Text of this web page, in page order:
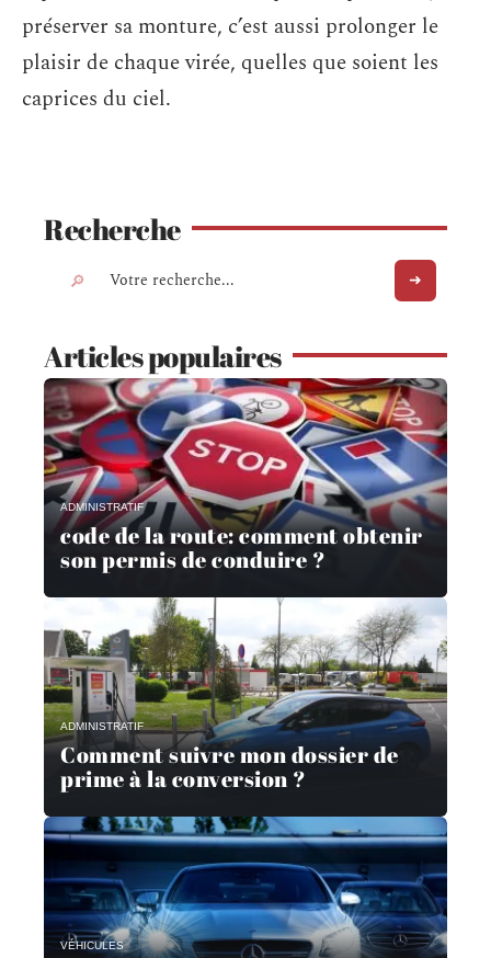
préserver sa monture, c’est aussi prolonger le
plaisir de chaque virée, quelles que soient les
caprices du ciel.
Recherche
Articles populaires
ADMINISTRATIF
code de la route: comment obtenir
son permis de conduire ?
ADMINISTRATIF
Comment suivre mon dossier de
prime à la conversion ?
VÉHICULES